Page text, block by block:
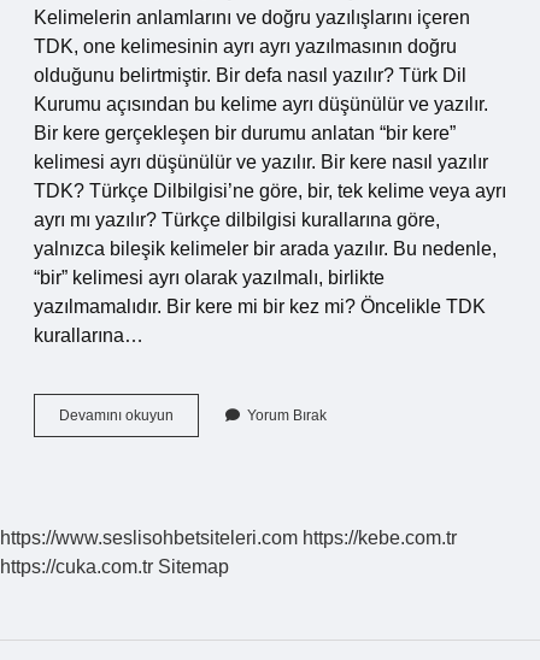
Kelimelerin anlamlarını ve doğru yazılışlarını içeren
TDK, one kelimesinin ayrı ayrı yazılmasının doğru
olduğunu belirtmiştir. Bir defa nasıl yazılır? Türk Dil
Kurumu açısından bu kelime ayrı düşünülür ve yazılır.
Bir kere gerçekleşen bir durumu anlatan “bir kere”
kelimesi ayrı düşünülür ve yazılır. Bir kere nasıl yazılır
TDK? Türkçe Dilbilgisi’ne göre, bir, tek kelime veya ayrı
ayrı mı yazılır? Türkçe dilbilgisi kurallarına göre,
yalnızca bileşik kelimeler bir arada yazılır. Bu nedenle,
“bir” kelimesi ayrı olarak yazılmalı, birlikte
yazılmamalıdır. Bir kere mi bir kez mi? Öncelikle TDK
kurallarına…
Devamını okuyun
Kez
Mi
Yorum Bırak
https://www.seslisohbetsiteleri.com https://kebe.com.tr
https://cuka.com.tr Sitemap